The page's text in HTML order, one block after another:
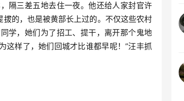
隔三差五地去住一夜。他还给人家封官许
的，也是被黄部长上过的。不仅这些农村
学，她们为了招工、提干，离开那个鬼地
这样了，她们回城才比谁都早呢！”汪丰抓